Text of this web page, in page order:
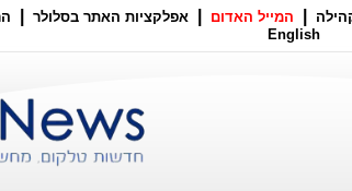
המייל האדום אפלקציות האתר בסלולר
English